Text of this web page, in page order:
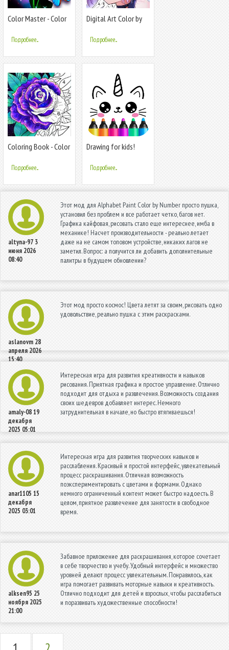
Color Master - Color
Подробнее...
Digital Art Color by
Подробнее...
Coloring Book - Color
Number
Подробнее...
Drawing for kids!
Подробнее...
altyna-97 3
июня 2026
08:40
Этот мод для Alphabet Paint Color by Number просто пушка,
установил без проблем и все работает четко, багов нет.
Графика кайфовая, рисовать стало еще интереснее, имба в
механике! Насчет производительности - реально летает
даже на не самом топовом устройстве, никаких лагов не
заметил. Вопрос: а получится ли добавить дополнительные
палитры в будущем обновлении?
aslanovm 28
апреля 2026
15:40
Этот мод просто космос! Цвета летят за своим, рисовать одно
удовольствие, реально пушка с этим раскрасками.
amaly-0819
декабря
2025 05:01
Интересная игра для развития креативности и навыков
рисования. Приятная графика и простое управление. Отлично
подходит для отдыха и развлечения. Возможность создания
своих шедевров добавляет интерес. Немного
затруднительная в начале, но быстро втягиваешься!
anar1105 15
декабря
2025 03:01
Интересная игра для развития творческих навыков и
расслабления. Красивый и простой интерфейс, увлекательный
процесс раскрашивания. Отличная возможность
поэкспериментировать с цветами и формами. Однако
немного ограниченный контент может быстро надоесть. В
целом, приятное развлечение для занятости в свободное
время.
alksen95 25
ноября 2025
21:00
Забавное приложение для раскрашивания, которое сочетает
в себе творчество и учебу. Удобный интерфейс и множество
уровней делают процесс увлекательным. Понравилось, как
игра помогает развивать моторные навыки и креативность.
Отлично подходит для детей и взрослых, чтобы расслабиться
и поразвивать художественные способности!